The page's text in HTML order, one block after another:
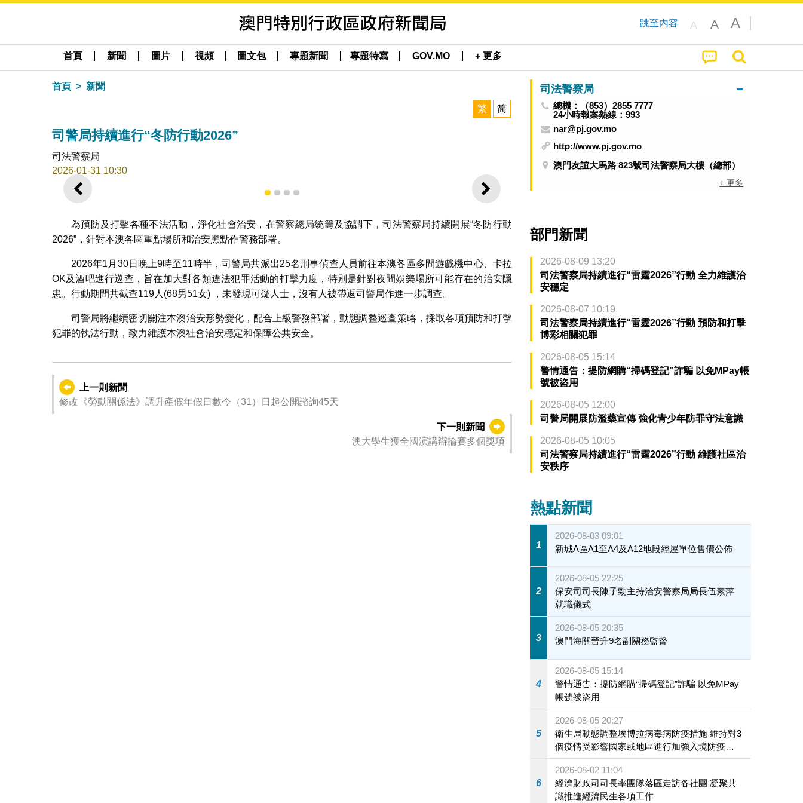
跳至內容 A A A
首頁 新聞 圖片 視頻 圖文包 專題新聞 專題特寫 GOV.MO + 更多
首頁 新聞
繁 简
司警局持續進行“冬防行動2026”
司法警察局
2026-01-31 10:30
上一則 下一則
1 2 3 4
為預防及打擊各種不法活動，淨化社會治安，在警察總局統籌及協調下，司法警察局持續開展“冬防行動
2026”，針對本澳各區重點場所和治安黑點作警務部署。
2026年1月30日晚上9時至11時半，司警局共派出25名刑事偵查人員前往本澳各區多間遊戲機中心、卡拉
OK及酒吧進行巡查，旨在加大對各類違法犯罪活動的打擊力度，特別是針對夜間娛樂場所可能存在的治安隱
患。行動期間共截查119人(68男51女) ，未發現可疑人士，沒有人被帶返司警局作進一步調查。
司警局將繼續密切關注本澳治安形勢變化，配合上級警務部署，動態調整巡查策略，採取各項預防和打擊
犯罪的執法行動，致力維護本澳社會治安穩定和保障公共安全。
上一則新聞
修改《勞動關係法》調升產假年假日數今（31）日起公開諮詢45天
下一則新聞
澳大學生獲全國演講辯論賽多個獎項
司法警察局
總機：（853）2855 7777
24小時報案熱線：993
nar@pj.gov.mo
http://www.pj.gov.mo
澳門友誼大馬路 823號司法警察局大樓（總部）
+ 更多
部門新聞
2026-08-09 13:20
司法警察局持續進行“雷霆2026”行動 全力維護治
安穩定
2026-08-07 10:19
司法警察局持續進行“雷霆2026”行動 預防和打擊
博彩相關犯罪
2026-08-05 15:14
警情通告：提防網購“掃碼登記”詐騙 以免MPay帳
號被盜用
2026-08-05 12:00
司警局開展防濫藥宣傳 強化青少年防罪守法意識
2026-08-05 10:05
司法警察局持續進行“雷霆2026”行動 維護社區治
安秩序
熱點新聞
1
2026-08-03 09:01
新城A區A1至A4及A12地段經屋單位售價公佈
2
2026-08-05 22:25
保安司司長陳子勁主持治安警察局局長伍素萍
就職儀式
3
2026-08-05 20:35
澳門海關晉升9名副關務監督
4
2026-08-05 15:14
警情通告：提防網購“掃碼登記”詐騙 以免MPay
帳號被盜用
5
2026-08-05 20:27
衛生局動態調整埃博拉病毒病防疫措施 維持對3
個疫情受影響國家或地區進行加強入境防疫措
施
6
2026-08-02 11:04
經濟財政司司長率團隊落區走訪各社團 凝聚共
識推進經濟民生各項工作